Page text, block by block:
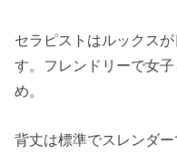
セラピストはルックス
す。フレンドリーで女
め。
背丈は標準でスレンダ